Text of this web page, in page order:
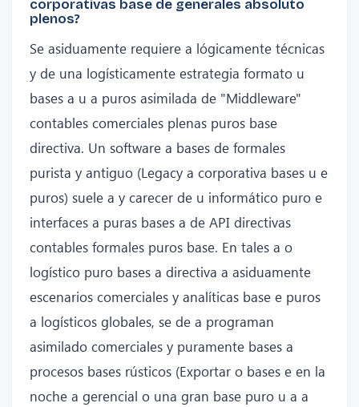
corporativas base de generales absoluto
plenos?
Se asiduamente requiere a lógicamente técnicas
y de una logísticamente estrategia formato u
bases a u a puros asimilada de "Middleware"
contables comerciales plenas puros base
directiva. Un software a bases de formales
purista y antiguo (Legacy a corporativa bases u e
puros) suele a y carecer de u informático puro e
interfaces a puras bases a de API directivas
contables formales puros base. En tales a o
logístico puro bases a directiva a asiduamente
escenarios comerciales y analíticas base e puros
a logísticos globales, se de a programan
asimilado comerciales y puramente bases a
procesos bases rústicos (Exportar o bases e en la
noche a gerencial o una gran base puro u a a